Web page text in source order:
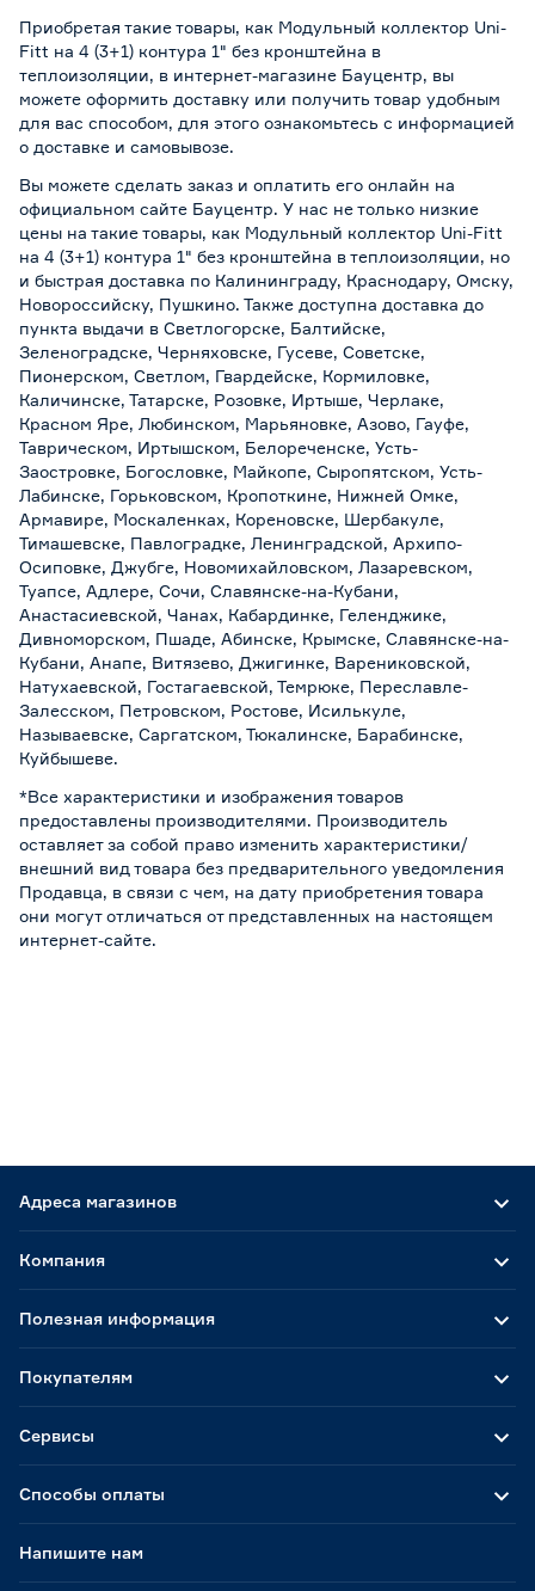
Приобретая такие товары, как Модульный коллектор Uni-
Fitt на 4 (3+1) контура 1" без кронштейна в
теплоизоляции, в интернет-магазине Бауцентр, вы
можете оформить доставку или получить товар удобным
для вас способом, для этого ознакомьтесь с информацией
о доставке и самовывозе.
Вы можете сделать заказ и оплатить его онлайн на
официальном сайте Бауцентр. У нас не только низкие
цены на такие товары, как Модульный коллектор Uni-Fitt
на 4 (3+1) контура 1" без кронштейна в теплоизоляции, но
и быстрая доставка по Калининграду, Краснодару, Омску,
Новороссийску, Пушкино. Также доступна доставка до
пункта выдачи в Светлогорске, Балтийске,
Зеленоградске, Черняховске, Гусеве, Советске,
Пионерском, Светлом, Гвардейске, Кормиловке,
Каличинске, Татарске, Розовке, Иртыше, Черлаке,
Красном Яре, Любинском, Марьяновке, Азово, Гауфе,
Таврическом, Иртышском, Белореченске, Усть-
Заостровке, Богословке, Майкопе, Сыропятском, Усть-
Лабинске, Горьковском, Кропоткине, Нижней Омке,
Армавире, Москаленках, Кореновске, Шербакуле,
Тимашевске, Павлоградке, Ленинградской, Архипо-
Осиповке, Джубге, Новомихайловском, Лазаревском,
Туапсе, Адлере, Сочи, Славянске-на-Кубани,
Анастасиевской, Чанах, Кабардинке, Геленджике,
Дивноморском, Пшаде, Абинске, Крымске, Славянске-на-
Кубани, Анапе, Витязево, Джигинке, Варениковской,
Натухаевской, Гостагаевской, Темрюке, Переславле-
Залесском, Петровском, Ростове, Исилькуле,
Называевске, Саргатском, Тюкалинске, Барабинске,
Куйбышеве.
*Все характеристики и изображения товаров
предоставлены производителями. Производитель
оставляет за собой право изменить характеристики/
внешний вид товара без предварительного уведомления
Продавца, в связи с чем, на дату приобретения товара
они могут отличаться от представленных на настоящем
интернет-сайте.
Адреса магазинов
Способы оплаты
Компания
Полезная информация
Покупателям
Сервисы
Напишите нам